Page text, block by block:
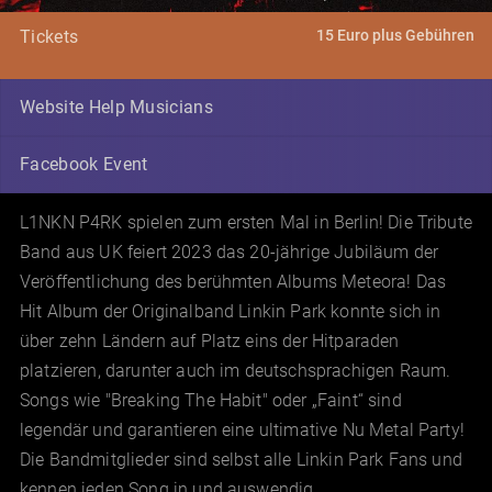
Tickets 15 Euro plus Gebühren
Website Help Musicians
Facebook Event
L1NKN P4RK spielen zum ersten Mal in Berlin! Die Tribute
Band aus UK feiert 2023 das 20-jährige Jubiläum der
Veröffentlichung des berühmten Albums Meteora! Das
Hit Album der Originalband Linkin Park konnte sich in
über zehn Ländern auf Platz eins der Hitparaden
platzieren, darunter auch im deutschsprachigen Raum.
Songs wie "Breaking The Habit" oder „Faint“ sind
legendär und garantieren eine ultimative Nu Metal Party!
Die Bandmitglieder sind selbst alle Linkin Park Fans und